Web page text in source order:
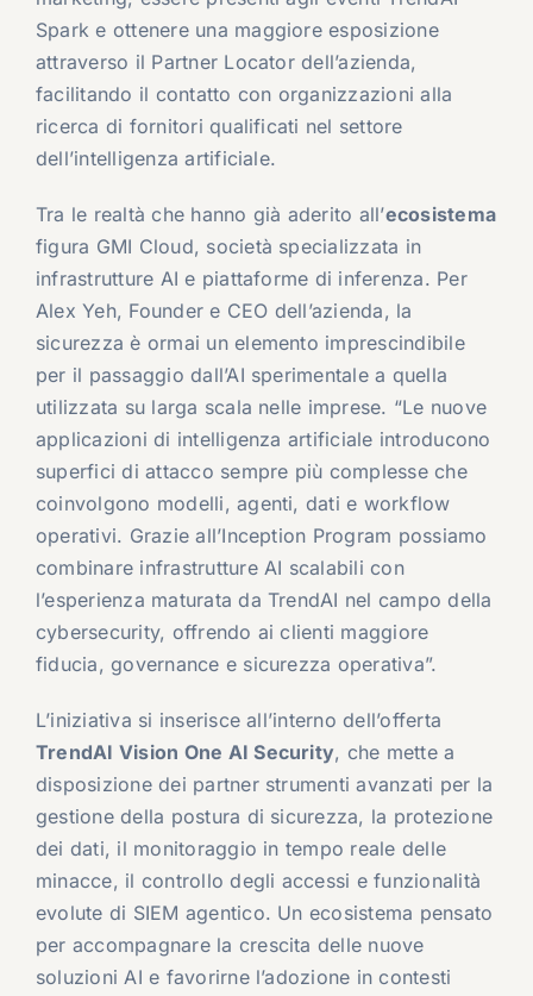
Spark e ottenere una maggiore esposizione
attraverso il Partner Locator dell’azienda,
facilitando il contatto con organizzazioni alla
ricerca di fornitori qualificati nel settore
dell’intelligenza artificiale.
Tra le realtà che hanno già aderito all’ecosistema
figura GMI Cloud, società specializzata in
infrastrutture AI e piattaforme di inferenza. Per
Alex Yeh, Founder e CEO dell’azienda, la
sicurezza è ormai un elemento imprescindibile
per il passaggio dall’AI sperimentale a quella
utilizzata su larga scala nelle imprese. “Le nuove
applicazioni di intelligenza artificiale introducono
superfici di attacco sempre più complesse che
coinvolgono modelli, agenti, dati e workflow
operativi. Grazie all’Inception Program possiamo
combinare infrastrutture AI scalabili con
l’esperienza maturata da TrendAI nel campo della
cybersecurity, offrendo ai clienti maggiore
fiducia, governance e sicurezza operativa”.
L’iniziativa si inserisce all’interno dell’offerta
TrendAI Vision One AI Security, che mette a
disposizione dei partner strumenti avanzati per la
gestione della postura di sicurezza, la protezione
dei dati, il monitoraggio in tempo reale delle
minacce, il controllo degli accessi e funzionalità
evolute di SIEM agentico. Un ecosistema pensato
per accompagnare la crescita delle nuove
soluzioni AI e favorirne l’adozione in contesti